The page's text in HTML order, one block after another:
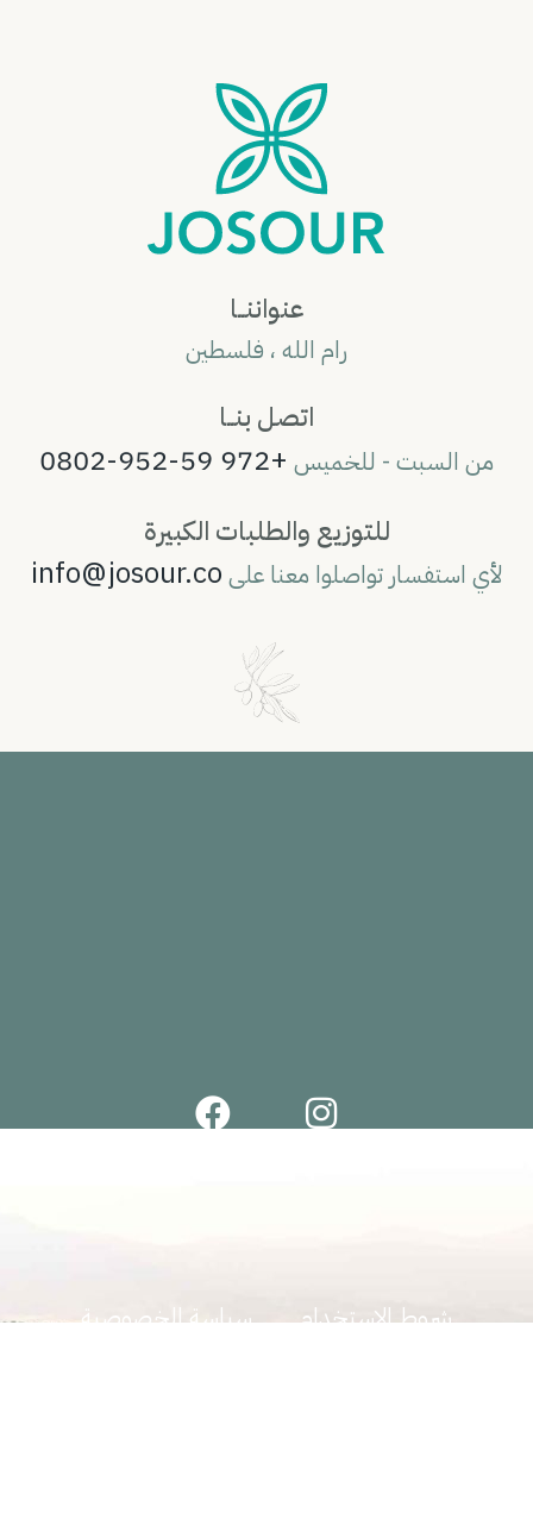
عنواننــا
رام الله ، فلسطين
اتصل بنــا
من السبت - للخميس +972 59-952-0802
للتوزيع والطلبات الكبيرة
لأي استفسار تواصلوا معنا على info@josour.co
شروط الاستخدام
سياسة الخصوصية